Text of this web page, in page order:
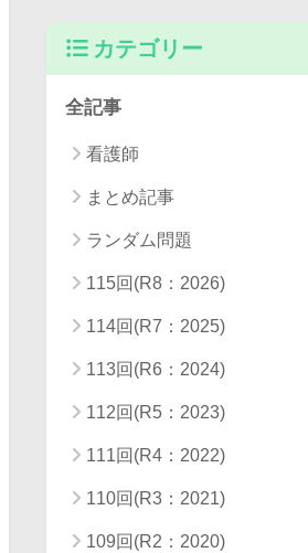
カテゴリー
全記事
看護師
まとめ記事
ランダム問題
115回(R8：2026)
114回(R7：2025)
113回(R6：2024)
112回(R5：2023)
111回(R4：2022)
110回(R3：2021)
109回(R2：2020)